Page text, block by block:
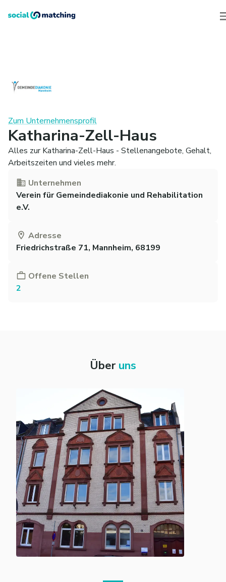
Zum Unternehmensprofil
Katharina-Zell-Haus
Alles zur Katharina-Zell-Haus - Stellenangebote, Gehalt,
Arbeitszeiten und vieles mehr.
Unternehmen
Verein für Gemeindediakonie und Rehabilitation
e.V.
Adresse
Friedrichstraße 71, Mannheim, 68199
Offene Stellen
2
Über uns